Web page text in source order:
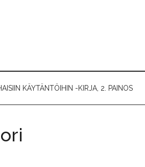
KÄYTÄNTÖIHIN -KIRJA, 2. PAINOS